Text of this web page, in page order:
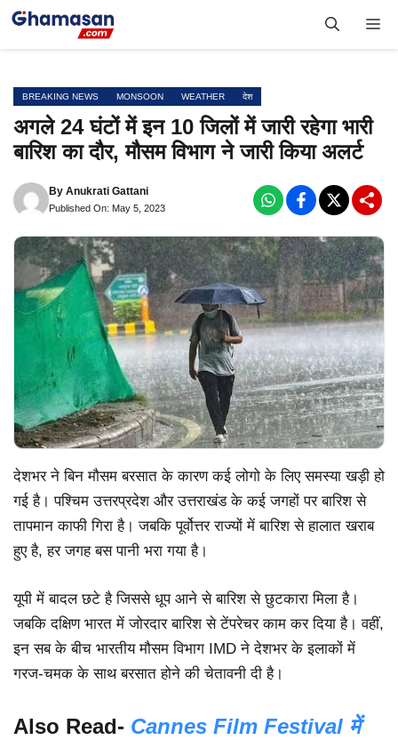
Skip
BREAKING NEWS MONSOON WEATHER देश
अगले 24 घंटों में इन 10 जिलों में जारी रहेगा भारी
बारिश का दौर, मौसम विभाग ने जारी किया अलर्ट
By Anukrati Gattani
Published On: May 5, 2023
देशभर ने बिन मौसम बरसात के कारण कई लोगो के लिए समस्या खड़ी हो
गई है। पश्चिम उत्तरप्रदेश और उत्तराखंड के कई जगहों पर बारिश से
तापमान काफी गिरा है। जबकि पूर्वोत्तर राज्यों में बारिश से हालात खराब
हुए है, हर जगह बस पानी भरा गया है।
यूपी में बादल छटे है जिससे धूप आने से बारिश से छुटकारा मिला है।
जबकि दक्षिण भारत में जोरदार बारिश से टेंपरेचर काम कर दिया है। वहीं,
इन सब के बीच भारतीय मौसम विभाग IMD ने देशभर के इलाकों में
गरज-चमक के साथ बरसात होने की चेतावनी दी है।
Also Read- Cannes Film Festival में